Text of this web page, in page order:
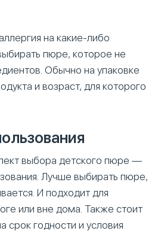
на какие-либо
пюре, которое не
Обычно на упаковке
и возраст, для которого
выбора детского пюре —
Лучше выбирать пюре,
И подходит для
или вне дома. Также стоит
срок годности и условия